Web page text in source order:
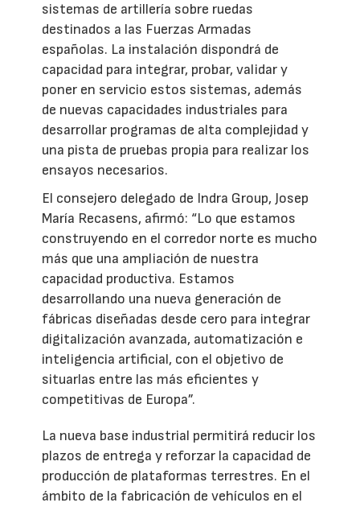
sistemas de artillería sobre ruedas
destinados a las Fuerzas Armadas
españolas. La instalación dispondrá de
capacidad para integrar, probar, validar y
poner en servicio estos sistemas, además
de nuevas capacidades industriales para
desarrollar programas de alta complejidad y
una pista de pruebas propia para realizar los
ensayos necesarios.
El consejero delegado de Indra Group, Josep
María Recasens, afirmó: “Lo que estamos
construyendo en el corredor norte es mucho
más que una ampliación de nuestra
capacidad productiva. Estamos
desarrollando una nueva generación de
fábricas diseñadas desde cero para integrar
digitalización avanzada, automatización e
inteligencia artificial, con el objetivo de
situarlas entre las más eficientes y
competitivas de Europa”.
La nueva base industrial permitirá reducir los
plazos de entrega y reforzar la capacidad de
producción de plataformas terrestres. En el
ámbito de la fabricación de vehículos en el